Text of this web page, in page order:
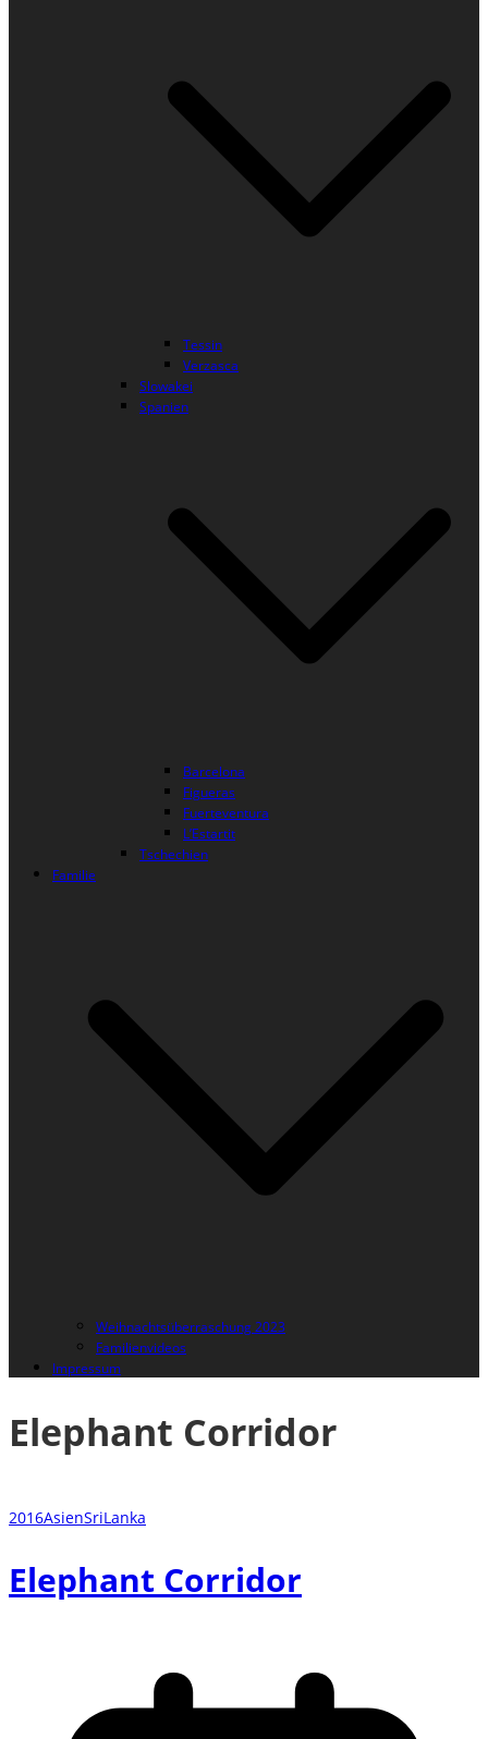
Tessin
Verzasca
Slowakei
Spanien
Barcelona
Figueras
Fuerteventura
L’Estartit
Tschechien
Familie
Weihnachtsüberraschung 2023
Familienvideos
Impressum
Elephant Corridor
2016AsienSriLanka
Elephant Corridor